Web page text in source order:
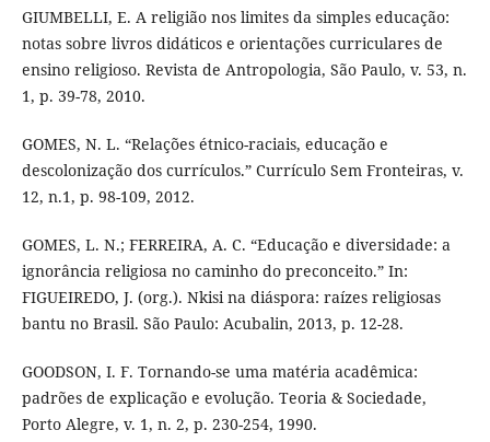
GIUMBELLI, E. A religião nos limites da simples educação:
notas sobre livros didáticos e orientações curriculares de
ensino religioso. Revista de Antropologia, São Paulo, v. 53, n.
1, p. 39-78, 2010.
GOMES, N. L. “Relações étnico-raciais, educação e
descolonização dos currículos.” Currículo Sem Fronteiras, v.
12, n.1, p. 98-109, 2012.
GOMES, L. N.; FERREIRA, A. C. “Educação e diversidade: a
ignorância religiosa no caminho do preconceito.” In:
FIGUEIREDO, J. (org.). Nkisi na diáspora: raízes religiosas
bantu no Brasil. São Paulo: Acubalin, 2013, p. 12-28.
GOODSON, I. F. Tornando-se uma matéria acadêmica:
padrões de explicação e evolução. Teoria & Sociedade,
Porto Alegre, v. 1, n. 2, p. 230-254, 1990.